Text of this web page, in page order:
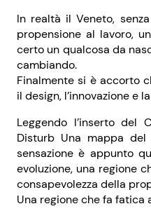
In realtà il Veneto,
propensione al lavoro,
certo un qualcosa da
cambiando.
Finalmente si è accorto
il design, l’innovazione e
Leggendo l’inserto del
Disturb Una mappa del
sensazione è appunto
evoluzione, una regione
consapevolezza della
Una regione che fa fatica